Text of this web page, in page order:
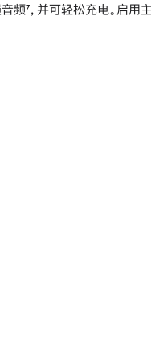
频脚
⁷，并可轻松充电。启用